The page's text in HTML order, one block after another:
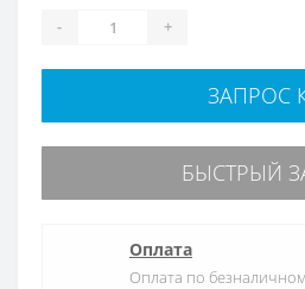
- +
ЗАПРОС
БЫСТРЫЙ
Оплата
Оплата по